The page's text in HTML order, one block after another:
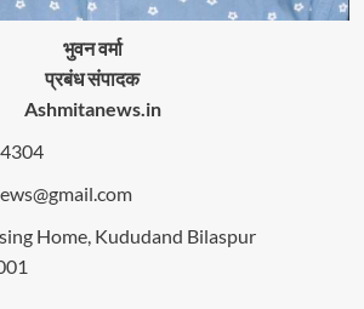
भुवन वर्मा
प्रबंध संपादक
Ashmitanews.in
Home, Kududand Bilaspur